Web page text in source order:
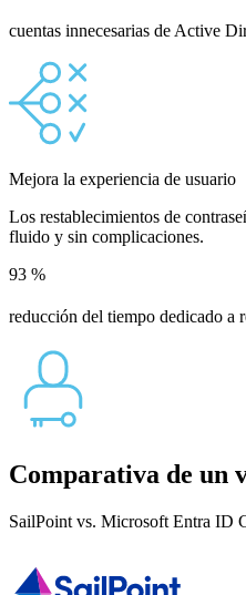
cuentas innecesarias de Active
Mejora la experiencia de usuario
Los restablecimientos de
fluido y sin complicaciones.
93 %
reducción del tiempo dedicado a
Comparativa de un
SailPoint vs. Microsoft Entra ID